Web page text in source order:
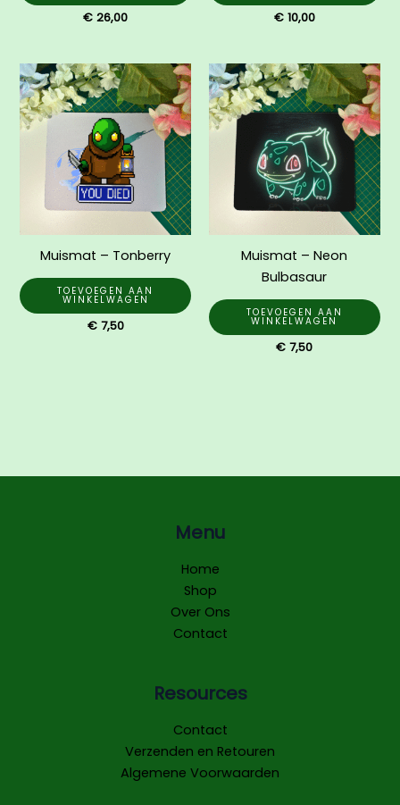
€ 26,00 €10,00
Muismat – Tonberry
TOEVOEGEN AAN
WINKELWAGEN
€7,50
Muismat – Neon
Bulbasaur
TOEVOEGEN AAN
WINKELWAGEN
€ 7,50
Menu
Home
Shop
Over Ons
Contact
Resources
Contact
Verzenden en Retouren
Algemene Voorwaarden